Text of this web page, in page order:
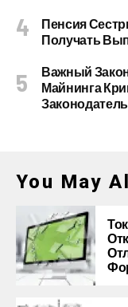
Пенсия
Получать
Важный
Майнинга
You May